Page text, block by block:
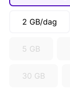
2 GB/dag
5 GB
30 GB